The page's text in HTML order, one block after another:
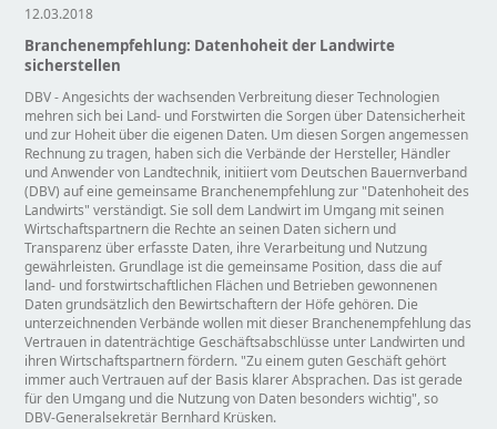
12.03.2018
Branchenempfehlung: Datenhoheit der Landwirte
sicherstellen
DBV - Angesichts der wachsenden Verbreitung dieser Technologien
mehren sich bei Land- und Forstwirten die Sorgen über Datensicherheit
und zur Hoheit über die eigenen Daten. Um diesen Sorgen angemessen
Rechnung zu tragen, haben sich die Verbände der Hersteller, Händler
und Anwender von Landtechnik, initiiert vom Deutschen Bauernverband
(DBV) auf eine gemeinsame Branchenempfehlung zur Datenhoheit des
Landwirts verständigt. Sie soll dem Landwirt im Umgang mit seinen
Wirtschaftspartnern die Rechte an seinen Daten sichern und
Transparenz über erfasste Daten, ihre Verarbeitung und Nutzung
gewährleisten. Grundlage ist die gemeinsame Position, dass die auf
land- und forstwirtschaftlichen Flächen und Betrieben gewonnenen
Daten grundsätzlich den Bewirtschaftern der Höfe gehören. Die
unterzeichnenden Verbände wollen mit dieser Branchenempfehlung das
Vertrauen in datenträchtige Geschäftsabschlüsse unter Landwirten und
ihren Wirtschaftspartnern fördern. Zu einem guten Geschäft gehört
immer auch Vertrauen auf der Basis klarer Absprachen. Das ist gerade
für den Umgang und die Nutzung von Daten besonders wichtig , so
DBV-Generalsekretär Bernhard Krüsken.